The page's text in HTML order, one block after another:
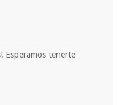
Esperamos tenerte